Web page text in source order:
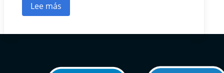
Lee más
sobre Suscríbete a nuestro canal de YOUTUBE